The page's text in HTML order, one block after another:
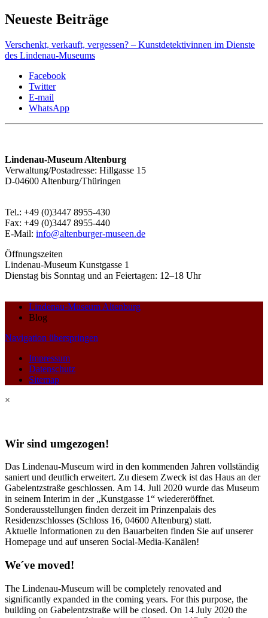
Neueste Beiträge
Verschenkt, verkauft, vergessen? – Kunstdetektivinnen im Dienste
des Lindenau-Museums
Facebook
Twitter
E-mail
WhatsApp
Lindenau-Museum Altenburg
Verwaltung/Postadresse: Hillgasse 15
D-04600 Altenburg/Thüringen
Tel.: +49 (0)3447 8955-430
Fax: +49 (0)3447 8955-440
E-Mail: info@altenburger-museen.de
Öffnungszeiten
Lindenau-Museum Kunstgasse 1
Dienstag bis Sonntag und an Feiertagen: 12–18 Uhr
Lindenau-Museum Altenburg
Blog
Navigation überspringen
Impressum
Datenschutz
Sitemap
×
Wir sind umgezogen!
Das Lindenau-Museum wird in den kommenden Jahren vollständig
saniert und deutlich erweitert. Zu diesem Zweck ist das Haus an der
Gabelentzstraße geschlossen. Am 14. Juli 2020 wurde das Museum
in seinem Interim in der „Kunstgasse 1“ wiedereröffnet.
Sonderausstellungen finden derzeit im Prinzenpalais des
Residenzschlosses (Schloss 16, 04600 Altenburg) statt.
Aktuelle Informationen zu den Bauarbeiten finden Sie auf unserer
Homepage und auf unseren Social-Media-Kanälen!
We´ve moved!
The Lindenau-Museum will be completely renovated and
significantly expanded in the coming years. For this purpose, the
building on Gabelentzstraße will be closed. On 14 July 2020 the